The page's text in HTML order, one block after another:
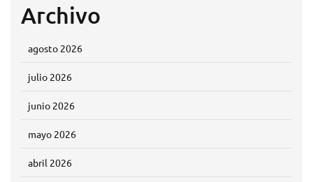
Archivo
agosto 2026
julio 2026
junio 2026
mayo 2026
abril 2026